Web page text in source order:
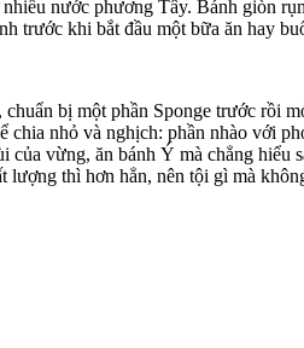
nước phương Tây. Bánh giòn
trước khi bắt đầu một bữa ăn hay
bị một phần Sponge trước
nhỏ và nghịch: phần nhào với
vừng, ăn bánh Ý mà chẳng
thì hơn hẳn, nên tội gì mà